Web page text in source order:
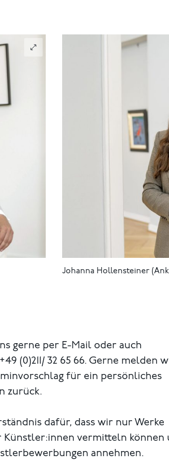
Johanna Hollensteiner
gerne per E-Mail oder auch
(0)211/ 32 65 66. Gerne melden
für ein persönliches
zurück.
dafür, dass wir nur Werke
vermitteln können
annehmen.